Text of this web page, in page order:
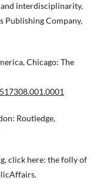
interdisciplinarity,
Publishing Company,
Chicago: The
Routledge,
click here: the folly of